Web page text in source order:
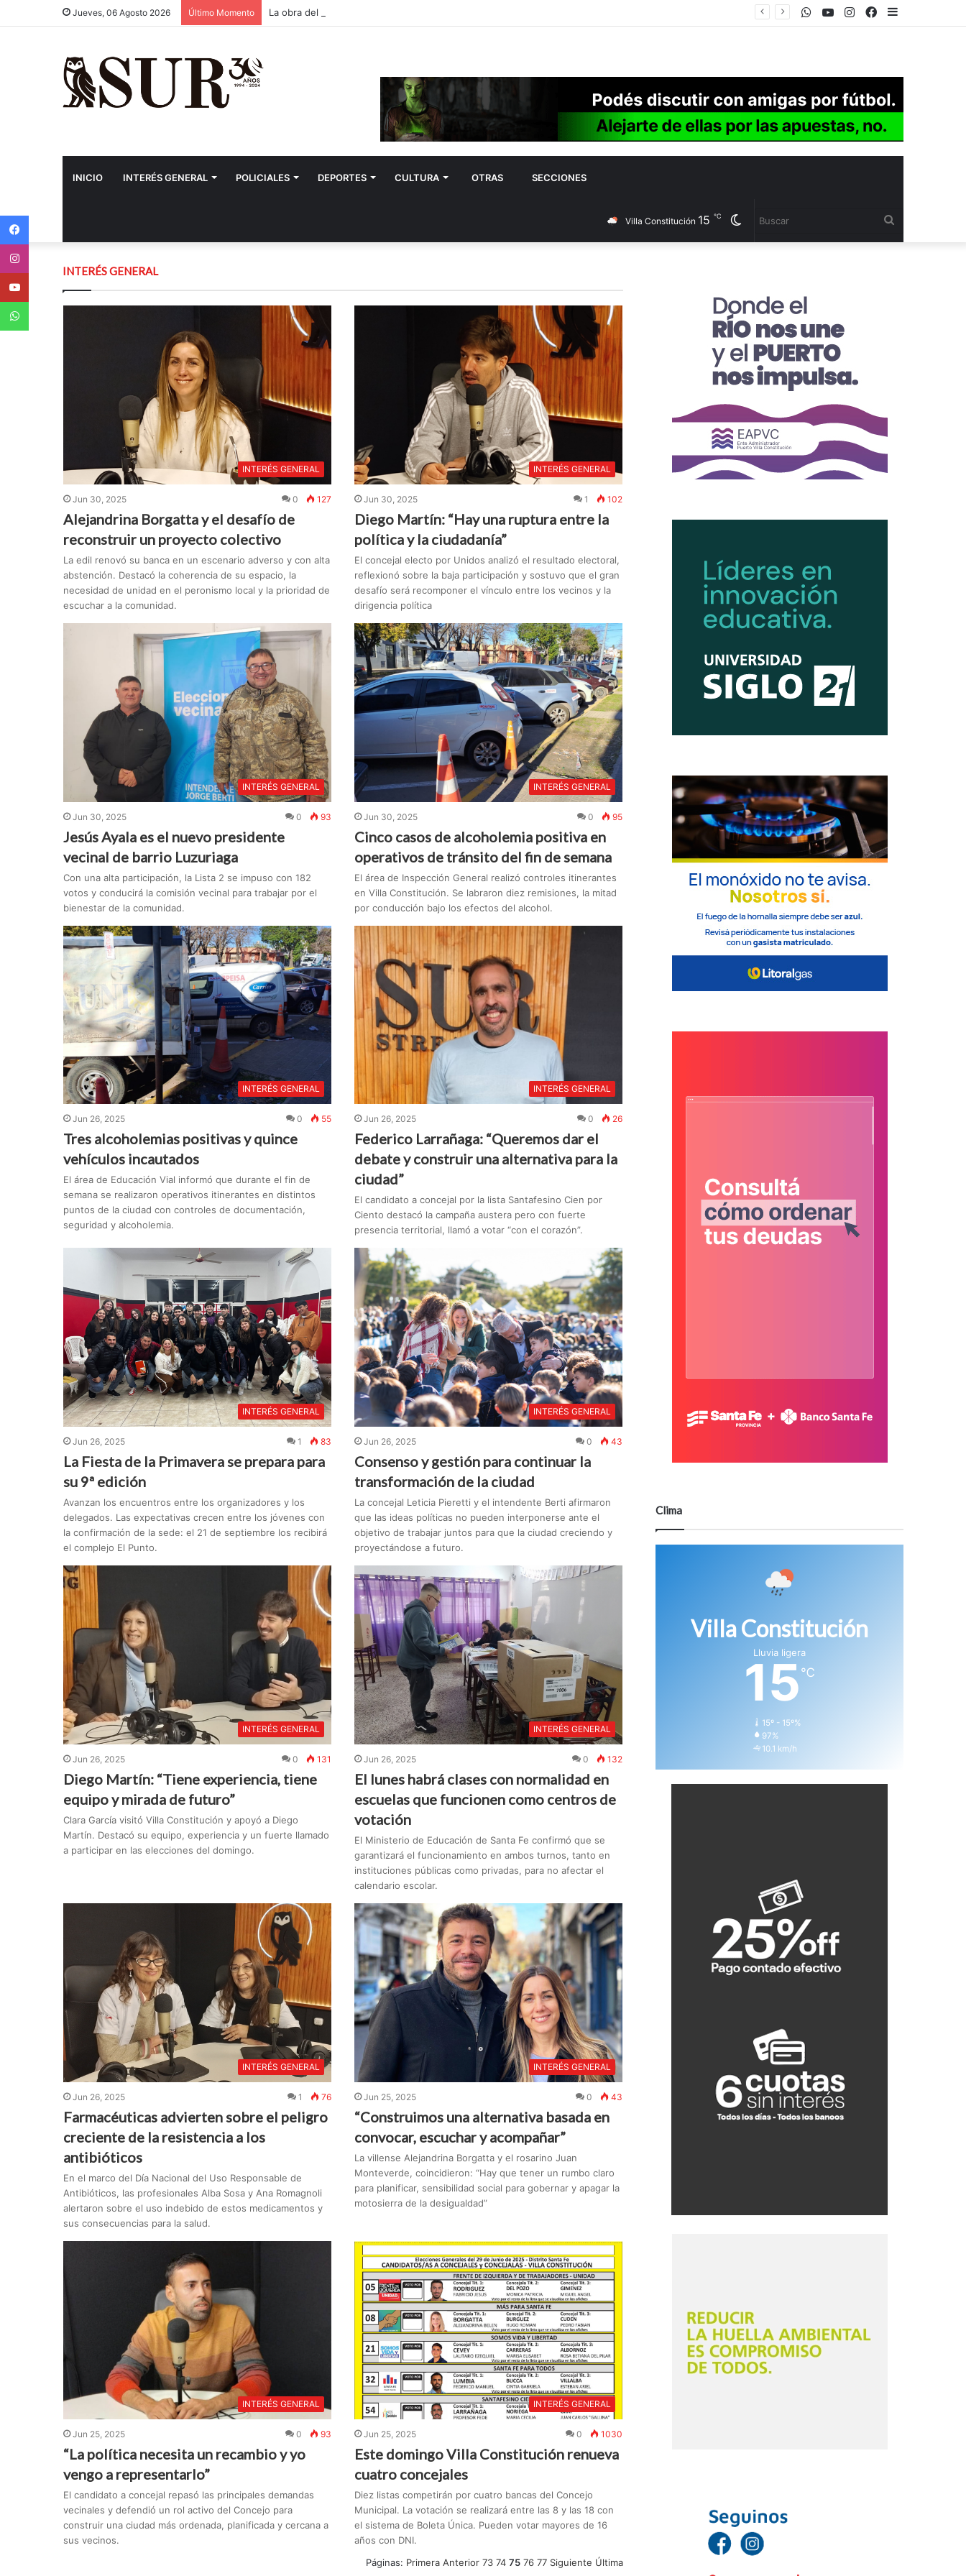
Jueves, 06 Agosto 2026 Último Momento La obra del Hospital SAMCo avanza según lo previsto Facebook
Instagram
Youtube
WhatsApp
INICIO INTERÉS GENERAL POLICIALES DEPORTES CULTURA OTRAS SECCIONES
Cambiar
Villa Constitución 15 ℃
INTERÉS GENERAL
INTERÉS GENERAL
Jun 30, 2025 0 127
Alejandrina Borgatta y el desafío de
reconstruir un proyecto colectivo
La edil renovó su banca en un escenario adverso y con alta
abstención. Destacó la coherencia de su espacio, la
necesidad de unidad en el peronismo local y la prioridad de
escuchar a la comunidad.
INTERÉS GENERAL
Jun 30, 2025 1 102
Diego Martín: “Hay una ruptura entre la
política y la ciudadanía”
El concejal electo por Unidos analizó el resultado electoral,
reflexionó sobre la baja participación y sostuvo que el gran
desafío será recomponer el vínculo entre los vecinos y la
dirigencia política
INTERÉS GENERAL
Jun 30, 2025 0 93
Jesús Ayala es el nuevo presidente
vecinal de barrio Luzuriaga
Con una alta participación, la Lista 2 se impuso con 182
votos y conducirá la comisión vecinal para trabajar por el
bienestar de la comunidad.
INTERÉS GENERAL
Jun 30, 2025 0 95
Cinco casos de alcoholemia positiva en
operativos de tránsito del fin de semana
El área de Inspección General realizó controles itinerantes
en Villa Constitución. Se labraron diez remisiones, la mitad
por conducción bajo los efectos del alcohol.
INTERÉS GENERAL
Jun 26, 2025 0 55
Tres alcoholemias positivas y quince
vehículos incautados
El área de Educación Vial informó que durante el fin de
semana se realizaron operativos itinerantes en distintos
puntos de la ciudad con controles de documentación,
seguridad y alcoholemia.
INTERÉS GENERAL
Jun 26, 2025 0 26
Federico Larrañaga: “Queremos dar el
debate y construir una alternativa para la
ciudad”
El candidato a concejal por la lista Santafesino Cien por
Ciento destacó la campaña austera pero con fuerte
presencia territorial, llamó a votar “con el corazón”.
INTERÉS GENERAL
Jun 26, 2025 1 83
La Fiesta de la Primavera se prepara para
su 9ª edición
Avanzan los encuentros entre los organizadores y los
delegados. Las expectativas crecen entre los jóvenes con
la confirmación de la sede: el 21 de septiembre los recibirá
el complejo El Punto.
INTERÉS GENERAL
Jun 26, 2025 0 43
Consenso y gestión para continuar la
transformación de la ciudad
La concejal Leticia Pieretti y el intendente Berti afirmaron
que las ideas políticas no pueden interponerse ante el
objetivo de trabajar juntos para que la ciudad creciendo y
proyectándose a futuro.
INTERÉS GENERAL
Jun 26, 2025 0 131
Diego Martín: “Tiene experiencia, tiene
equipo y mirada de futuro”
Clara García visitó Villa Constitución y apoyó a Diego
Martín. Destacó su equipo, experiencia y un fuerte llamado
a participar en las elecciones del domingo.
INTERÉS GENERAL
Jun 26, 2025 0 132
El lunes habrá clases con normalidad en
escuelas que funcionen como centros de
votación
El Ministerio de Educación de Santa Fe confirmó que se
garantizará el funcionamiento en ambos turnos, tanto en
instituciones públicas como privadas, para no afectar el
calendario escolar.
INTERÉS GENERAL
Jun 26, 2025 1 76
Farmacéuticas advierten sobre el peligro
creciente de la resistencia a los
antibióticos
En el marco del Día Nacional del Uso Responsable de
Antibióticos, las profesionales Alba Sosa y Ana Romagnoli
alertaron sobre el uso indebido de estos medicamentos y
sus consecuencias para la salud.
INTERÉS GENERAL
Jun 25, 2025 0 43
“Construimos una alternativa basada en
convocar, escuchar y acompañar”
La villense Alejandrina Borgatta y el rosarino Juan
Monteverde, coincidieron: “Hay que tener un rumbo claro
para planificar, sensibilidad social para gobernar y apagar la
motosierra de la desigualdad”
INTERÉS GENERAL
Jun 25, 2025 0 93
“La política necesita un recambio y yo
vengo a representarlo”
El candidato a concejal repasó las principales demandas
vecinales y defendió un rol activo del Concejo para
construir una ciudad más ordenada, planificada y cercana a
sus vecinos.
INTERÉS GENERAL
Jun 25, 2025 0 1030
Este domingo Villa Constitución renueva
cuatro concejales
Diez listas competirán por cuatro bancas del Concejo
Municipal. La votación se realizará entre las 8 y las 18 con
el sistema de Boleta Única. Pueden votar mayores de 16
años con DNI.
Páginas: Primera Anterior 73 74 75 76 77 Siguiente Última
Clima
Villa Constitución
Lluvia ligera
15 ℃
15º - 15º%
97%
10.1 km/h
Instagram
Youtube